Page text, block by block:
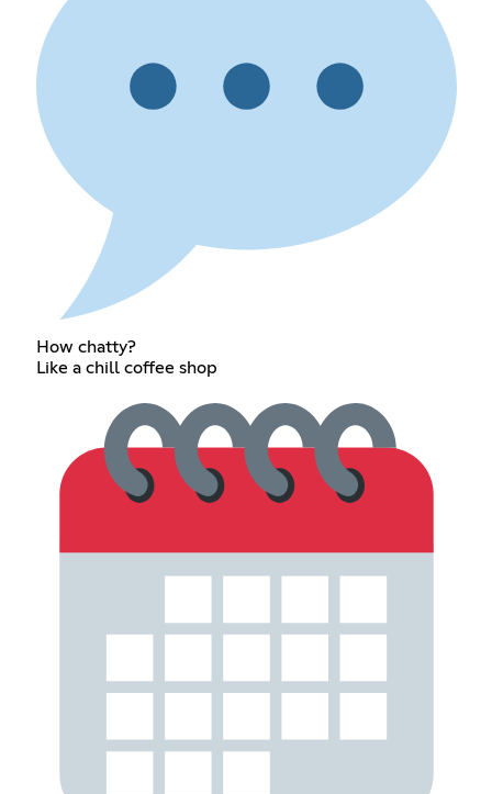
How chatty?
Like a chill coffee shop